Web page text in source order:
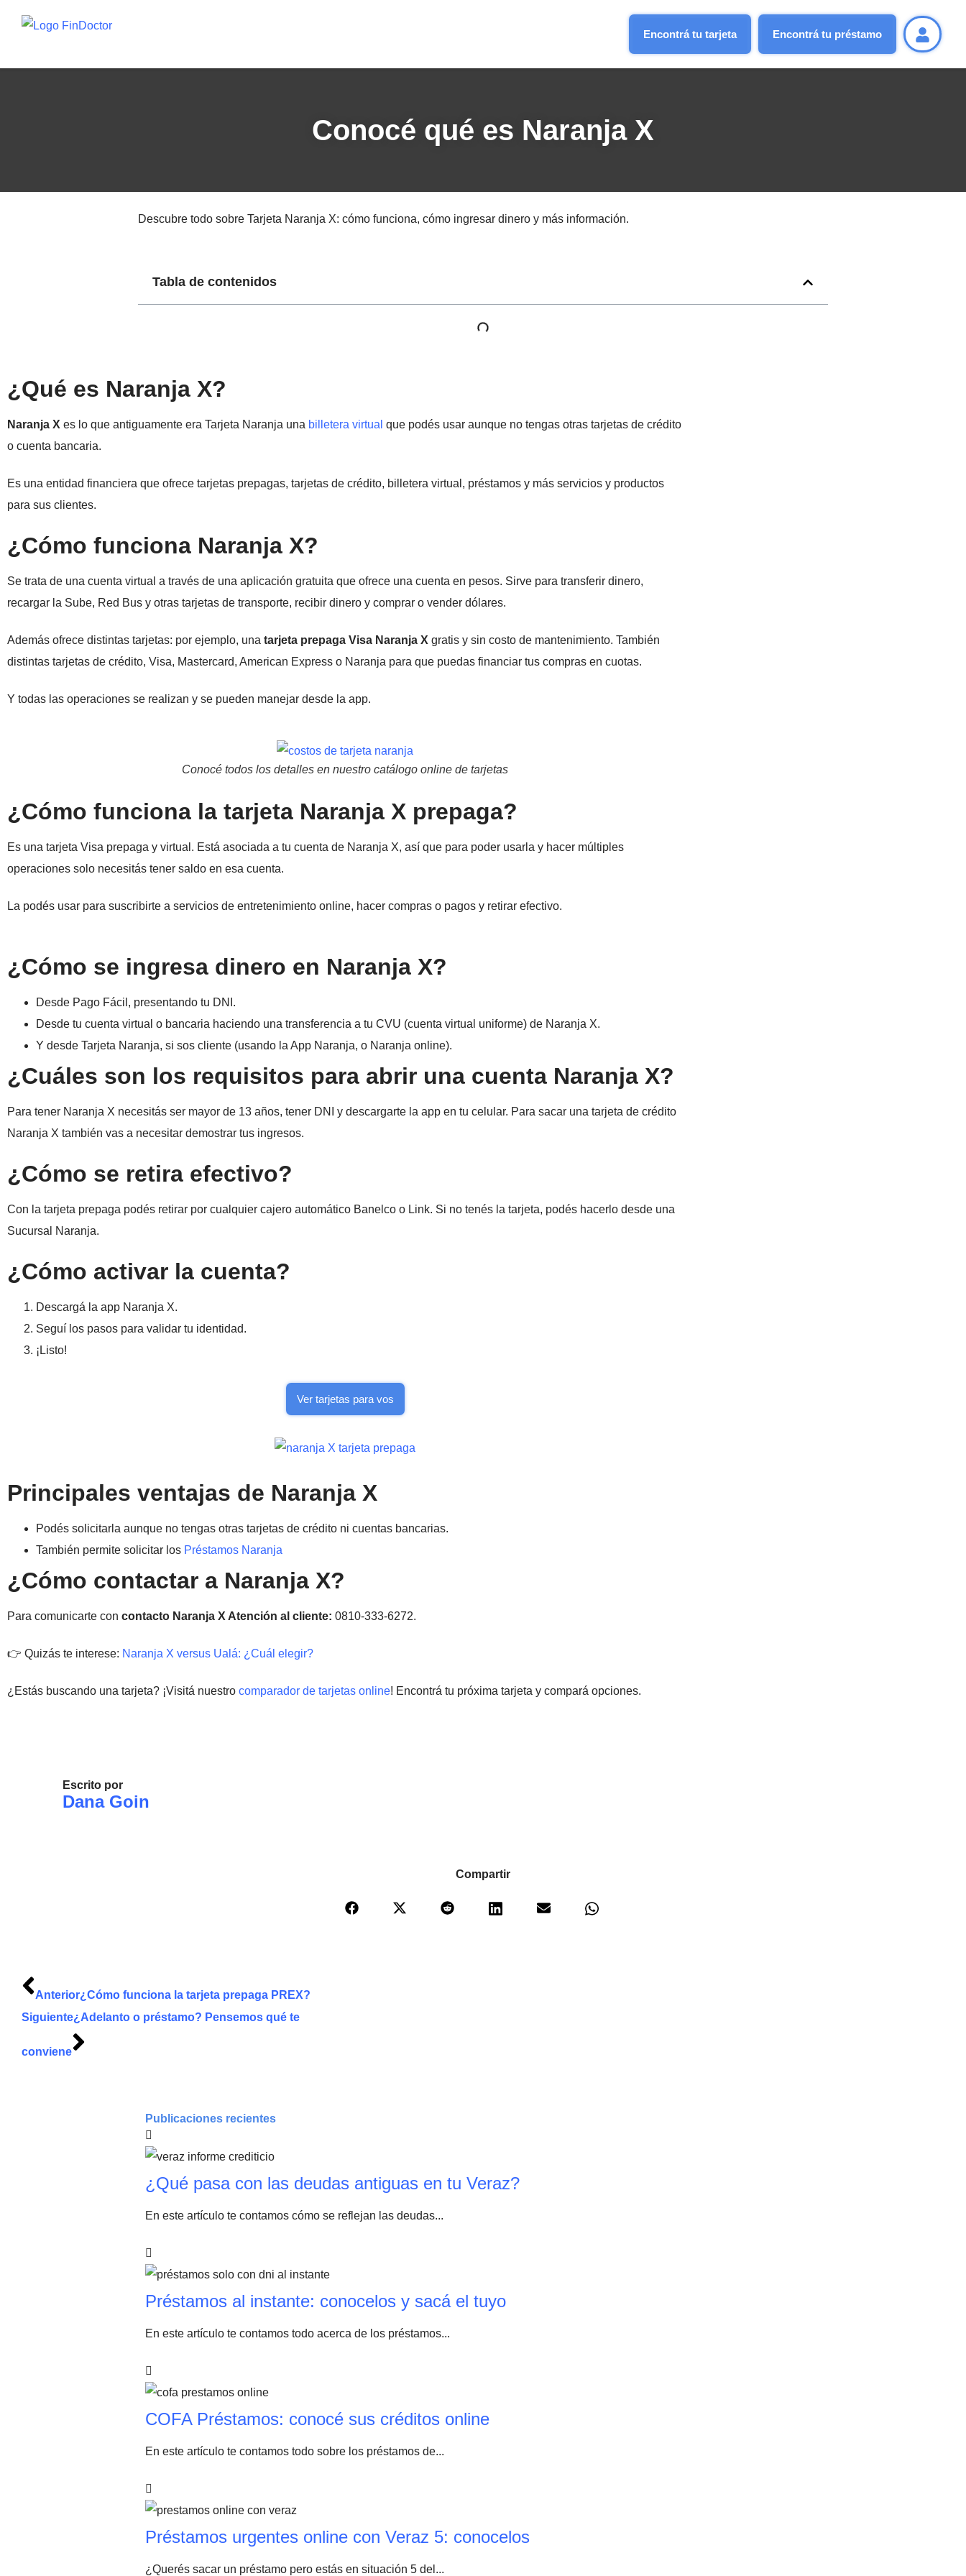
Encontrá tu tarjeta Encontrá tu préstamo
Conocé qué es Naranja X
Descubre todo sobre Tarjeta Naranja X: cómo funciona, cómo ingresar dinero y más información.
Tabla de contenidos
¿Qué es Naranja X?
Naranja X es lo que antiguamente era Tarjeta Naranja una billetera virtual que podés usar aunque no tengas otras tarjetas de crédito
o cuenta bancaria.
Es una entidad financiera que ofrece tarjetas prepagas, tarjetas de crédito, billetera virtual, préstamos y más servicios y productos
para sus clientes.
¿Cómo funciona Naranja X?
Se trata de una cuenta virtual a través de una aplicación gratuita que ofrece una cuenta en pesos. Sirve para transferir dinero,
recargar la Sube, Red Bus y otras tarjetas de transporte, recibir dinero y comprar o vender dólares.
Además ofrece distintas tarjetas: por ejemplo, una tarjeta prepaga Visa Naranja X gratis y sin costo de mantenimiento. También
distintas tarjetas de crédito, Visa, Mastercard, American Express o Naranja para que puedas financiar tus compras en cuotas.
Y todas las operaciones se realizan y se pueden manejar desde la app.
Conocé todos los detalles en nuestro catálogo online de tarjetas
¿Cómo funciona la tarjeta Naranja X prepaga?
Es una tarjeta Visa prepaga y virtual. Está asociada a tu cuenta de Naranja X, así que para poder usarla y hacer múltiples
operaciones solo necesitás tener saldo en esa cuenta.
La podés usar para suscribirte a servicios de entretenimiento online, hacer compras o pagos y retirar efectivo.
¿Cómo se ingresa dinero en Naranja X?
Desde Pago Fácil, presentando tu DNI.
Desde tu cuenta virtual o bancaria haciendo una transferencia a tu CVU (cuenta virtual uniforme) de Naranja X.
Y desde Tarjeta Naranja, si sos cliente (usando la App Naranja, o Naranja online).
¿Cuáles son los requisitos para abrir una cuenta Naranja X?
Para tener Naranja X necesitás ser mayor de 13 años, tener DNI y descargarte la app en tu celular. Para sacar una tarjeta de crédito
Naranja X también vas a necesitar demostrar tus ingresos.
¿Cómo se retira efectivo?
Con la tarjeta prepaga podés retirar por cualquier cajero automático Banelco o Link. Si no tenés la tarjeta, podés hacerlo desde una
Sucursal Naranja.
¿Cómo activar la cuenta?
Descargá la app Naranja X.
Seguí los pasos para validar tu identidad.
¡Listo!
Ver tarjetas para vos
Principales ventajas de Naranja X
Podés solicitarla aunque no tengas otras tarjetas de crédito ni cuentas bancarias.
También permite solicitar los Préstamos Naranja
¿Cómo contactar a Naranja X?
Para comunicarte con contacto Naranja X Atención al cliente: 0810-333-6272.
👉 Quizás te interese: Naranja X versus Ualá: ¿Cuál elegir?
¿Estás buscando una tarjeta? ¡Visitá nuestro comparador de tarjetas online! Encontrá tu próxima tarjeta y compará opciones.
Escrito por
Dana Goin
Compartir
Anterior¿Cómo funciona la tarjeta prepaga PREX?
Siguiente¿Adelanto o préstamo? Pensemos qué te
conviene
Publicaciones recientes
¿Qué pasa con las deudas antiguas en tu Veraz?
En este artículo te contamos cómo se reflejan las deudas...
Préstamos al instante: conocelos y sacá el tuyo
En este artículo te contamos todo acerca de los préstamos...
COFA Préstamos: conocé sus créditos online
En este artículo te contamos todo sobre los préstamos de...
Préstamos urgentes online con Veraz 5: conocelos
¿Querés sacar un préstamo pero estás en situación 5 del...